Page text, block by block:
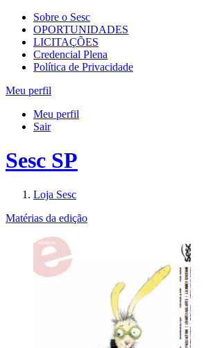
Sobre o Sesc
OPORTUNIDADES
LICITAÇÕES
Credencial Plena
Política de Privacidade
Meu perfil
Meu perfil
Sair
Sesc SP
Loja Sesc
Matérias da edição